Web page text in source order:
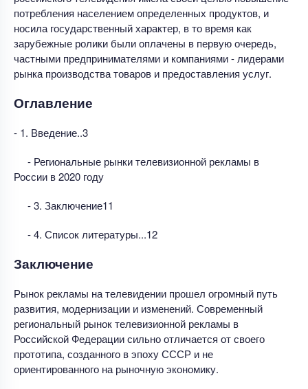
потребления населением определенных продуктов, и
носила государственный характер, в то время как
зарубежные ролики были оплачены в первую очередь,
частными предпринимателями и компаниями - лидерами
рынка производства товаров и предоставления услуг.
Оглавление
- 1. Введение..3
- Региональные рынки телевизионной рекламы в
России в 2020 году
- 3. Заключение11
- 4. Список литературы...12
Заключение
Рынок рекламы на телевидении прошел огромный путь
развития, модернизации и изменений. Современный
региональный рынок телевизионной рекламы в
Российской Федерации сильно отличается от своего
прототипа, созданного в эпоху СССР и не
ориентированного на рыночную экономику.